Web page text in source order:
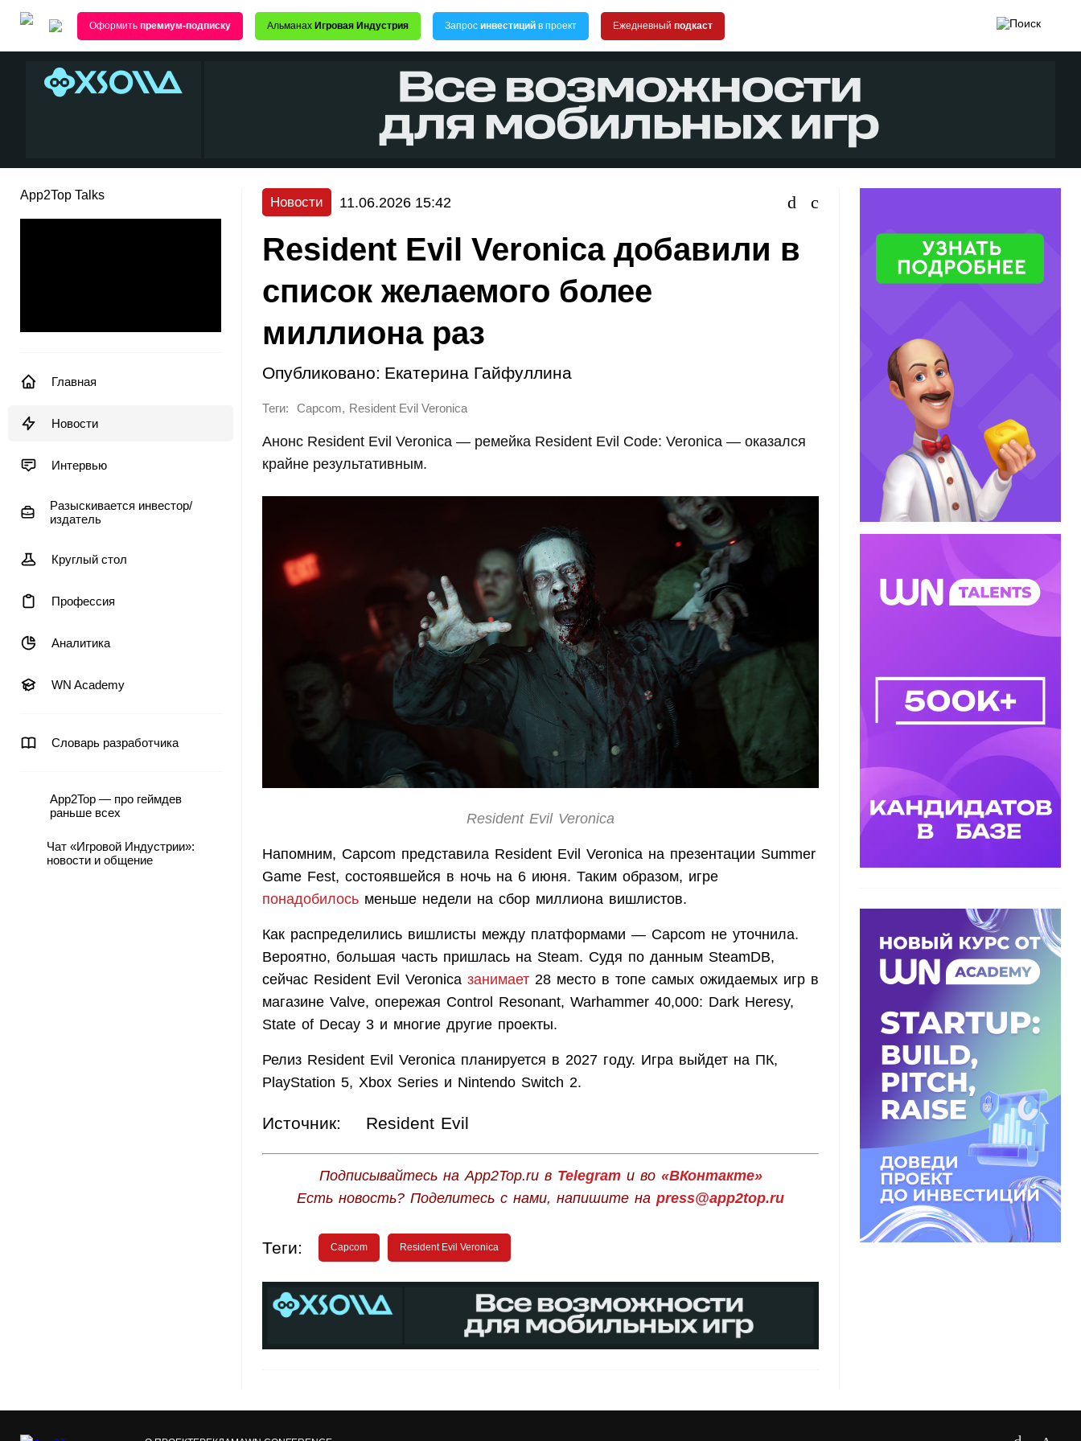
Оформить премиум-подписку Альманах Игровая Индустрия Запрос инвестиций в проект Ежедневный подкаст
App2Top Talks
Главная
Новости
Интервью
Разыскивается инвестор/
издатель
Круглый стол
Профессия
Аналитика
WN Academy
Словарь разработчика
App2Top — про геймдев
раньше всех
Чат «Игровой Индустрии»:
новости и общение
Новости 11.06.2026 15:42
Resident Evil Veronica добавили в
список желаемого более
миллиона раз
Опубликовано: Екатерина Гайфуллина
Теги: Capcom, Resident Evil Veronica
Анонс Resident Evil Veronica — ремейка Resident Evil Code: Veronica — оказался
крайне результативным.
Resident Evil Veronica
Напомним, Capcom представила Resident Evil Veronica на презентации Summer
Game Fest, состоявшейся в ночь на 6 июня. Таким образом, игре
понадобилось меньше недели на сбор миллиона вишлистов.
Как распределились вишлисты между платформами — Capcom не уточнила.
Вероятно, большая часть пришлась на Steam. Судя по данным SteamDB,
сейчас Resident Evil Veronica занимает 28 место в топе самых ожидаемых игр в
магазине Valve, опережая Control Resonant, Warhammer 40,000: Dark Heresy,
State of Decay 3 и многие другие проекты.
Релиз Resident Evil Veronica планируется в 2027 году. Игра выйдет на ПК,
PlayStation 5, Xbox Series и Nintendo Switch 2.
Источник: Resident Evil
Подписывайтесь на App2Top.ru в Telegramи во «ВКонтакте»
Есть новость? Поделитесь с нами, напишите на press@app2top.ru
Теги: Capcom Resident Evil Veronica